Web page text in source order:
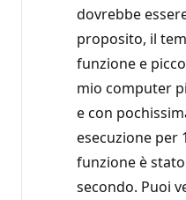
dovrebbe
proposito, il
funzione e
mio computer
e con
esecuzione per
funzione è
secondo. Puoi